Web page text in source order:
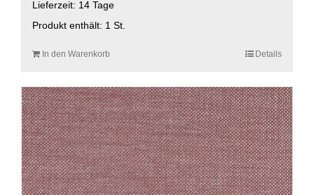
Lieferzeit: 14 Tage
Produkt enthält: 1 St.
In den Warenkorb Details